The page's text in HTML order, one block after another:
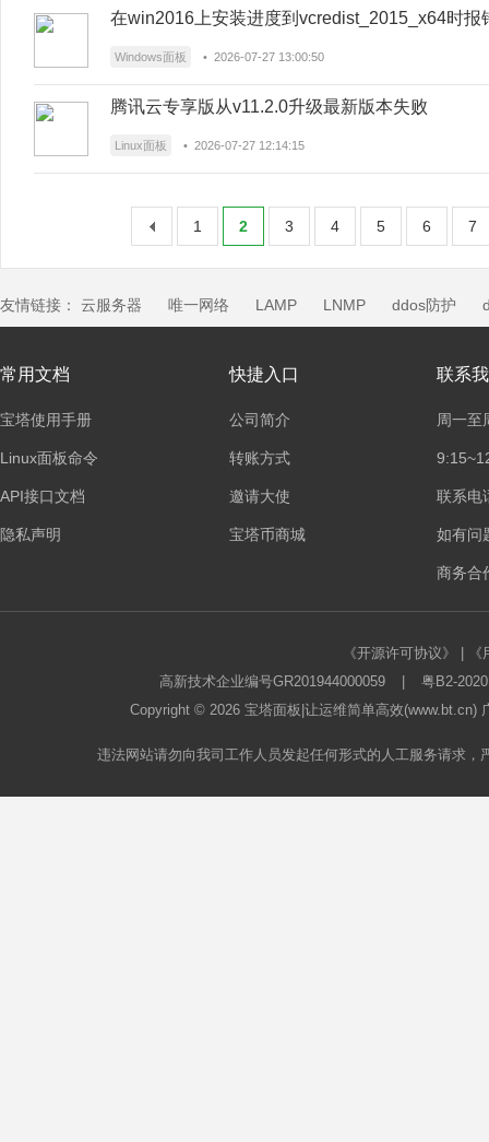
在win2016上安装进度到vcredist_2015_x64时报
Windows面板 • 2026-07-27 13:00:50
腾讯云专享版从v11.2.0升级最新版本失败
Linux面板 • 2026-07-27 12:14:15
1 2 3 4 5 6 7
友情链接： 云服务器 唯一网络 LAMP LNMP ddos防护
常用文档
宝塔使用手册
Linux面板命令
API接口文档
隐私声明
快捷入口
公司简介
转账方式
邀请大使
宝塔币商城
联系
周一至
联系电
如有问
商务合
《开源许可协议》
高新技术企业编号GR201944000059
粤B2-
Copyright © 2026 宝塔面板 |让运维简单高效
违法网站请勿向我司工作人员发起任何形式的人工服务请求，